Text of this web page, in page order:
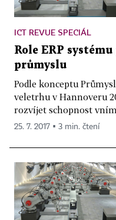
ICT REVUE SPECIÁL
Role ERP
průmyslu
Podle konceptu
veletrhu v Hannoveru
rozvíjet schopnost
25. 7. 2017 ▪ 3 min. čtení